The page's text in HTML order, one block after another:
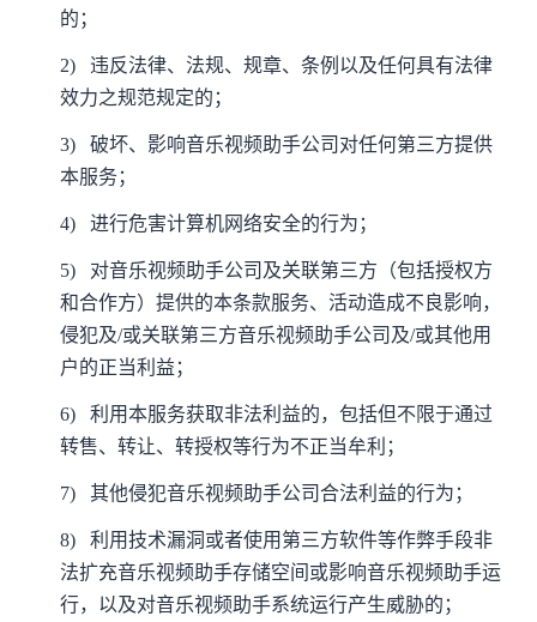
的；
2)
违反法律、法规、规章、条例以及任何具有法律
效力之规范规定的；
3)
破坏、影响音乐视频助手公司对任何第三方提供
本服务；
4) 进行危害计算机网络安全的行为；
5)
对音乐视频助手公司及关联第三方（包括授权方
和合作方）提供的本条款服务、活动造成不良影响，
侵犯及/或关联第三方音乐视频助手公司及/或其他用
户的正当利益；
6)
利用本服务获取非法利益的，包括但不限于通过
转售、转让、转授权等行为不正当牟利；
7) 其他侵犯音乐视频助手公司合法利益的行为；
8)
利用技术漏洞或者使用第三方软件等作弊手段非
法扩充音乐视频助手存储空间或影响音乐视频助手运
行，以及对音乐视频助手系统运行产生威胁的；